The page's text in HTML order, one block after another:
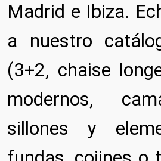
Madrid e Ibiza.
a nuestro
(3+2, chaise
modernos,
sillones y